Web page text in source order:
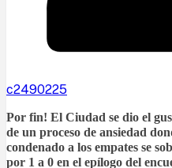
c2490225
Por fin! El Ciudad se dio el
de un proceso de ansiedad
condenado a los empates se
por 1 a 0 en el epílogo del